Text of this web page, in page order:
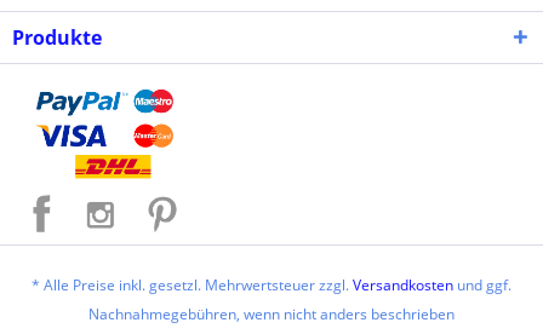
Produkte
* Alle Preise inkl. gesetzl. Mehrwertsteuer zzgl.Versandkosten und ggf.
Nachnahmegebühren, wenn nicht anders beschrieben